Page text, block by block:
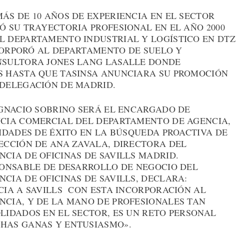
DE 10 AÑOS DE EXPERIENCIA EN EL SECTOR
SU TRAYECTORIA PROFESIONAL EN EL AÑO 2000
DEPARTAMENTO INDUSTRIAL Y LOGÍSTICO EN DTZ
AL DEPARTAMENTO DE SUELO Y
JONES LANG LASALLE DONDE
HASTA QUE TASINSA ANUNCIARA SU PROMOCIÓN
DE MADRID.
SOBRINO SERÁ EL ENCARGADO DE
COMERCIAL DEL DEPARTAMENTO DE AGENCIA,
DE ÉXITO EN LA BÚSQUEDA PROACTIVA DE
DE ANA ZAVALA, DIRECTORA DEL
DE OFICINAS DE SAVILLS MADRID.
DE DESARROLLO DE NEGOCIO DEL
DE OFICINAS DE SAVILLS, DECLARA:
A SAVILLS CON ESTA INCORPORACIÓN AL
Y DE LA MANO DE PROFESIONALES TAN
EN EL SECTOR, ES UN RETO PERSONAL
GANAS Y ENTUSIASMO».